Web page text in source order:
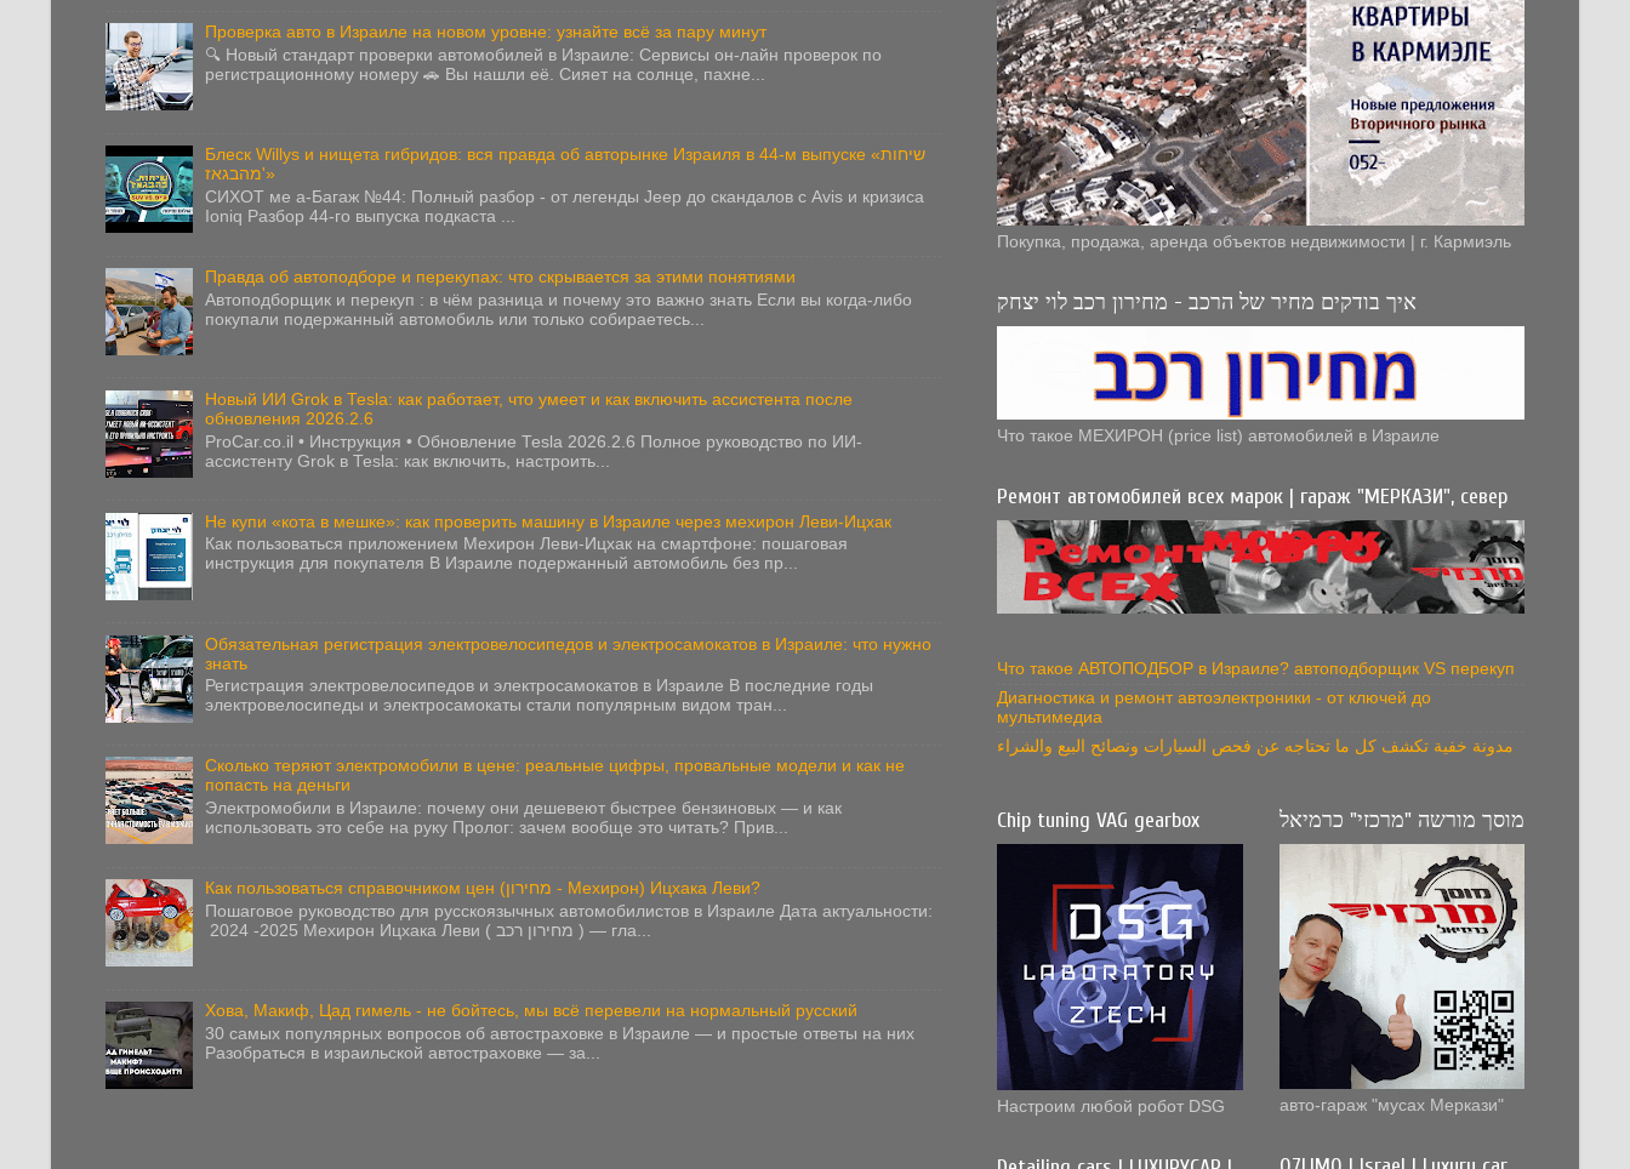
Проверка авто в Израиле на новом уровне: узнайте всё за пару минут
🔍 Новый стандарт проверки автомобилей в Израиле: Сервисы он-лайн проверок по
регистрационному номеру 🚗 Вы нашли её. Сияет на солнце, пахне...
Блеск Willys и нищета гибридов: вся правда об авторынке Израиля в 44-м выпуске «שיחות
מהבגאז'»
СИХОТ ме а-Багаж №44: Полный разбор - от легенды Jeep до скандалов с Avis и кризиса
Ioniq Разбор 44-го выпуска подкаста ...
Правда об автоподборе и перекупах: что скрывается за этими понятиями
Автоподборщик и перекуп : в чём разница и почему это важно знать Если вы когда-либо
покупали подержанный автомобиль или только собираетесь...
Новый ИИ Grok в Tesla: как работает, что умеет и как включить ассистента после
обновления 2026.2.6
ProCar.co.il • Инструкция • Обновление Tesla 2026.2.6 Полное руководство по ИИ-
ассистенту Grok в Tesla: как включить, настроить...
Не купи «кота в мешке»: как проверить машину в Израиле через мехирон Леви-Ицхак
Как пользоваться приложением Мехирон Леви-Ицхак на смартфоне: пошаговая
инструкция для покупателя В Израиле подержанный автомобиль без пр...
Обязательная регистрация электровелосипедов и электросамокатов в Израиле: что нужно
знать
Регистрация электровелосипедов и электросамокатов в Израиле В последние годы
электровелосипеды и электросамокаты стали популярным видом тран...
Сколько теряют электромобили в цене: реальные цифры, провальные модели и как не
попасть на деньги
Электромобили в Израиле: почему они дешевеют быстрее бензиновых — и как
использовать это себе на руку Пролог: зачем вообще это читать? Прив...
Как пользоваться справочником цен (מחירון - Мехирон) Ицхака Леви?
Пошаговое руководство для русскоязычных автомобилистов в Израиле Дата актуальности:
2024 -2025 Мехирон Ицхака Леви ( מחירון רכב ) — гла...
Хова, Макиф, Цад гимель - не бойтесь, мы всё перевели на нормальный русский
30 самых популярных вопросов об автостраховке в Израиле — и простые ответы на них
Разобраться в израильской автостраховке — за...
Покупка, продажа, аренда объектов недвижимости | г. Кармиэль
איך בודקים מחיר של הרכב - מחירון רכב לוי יצחק
Что такое МЕХИРОН (price list) автомобилей в Израиле
Ремонт автомобилей всех марок | гараж "МЕРКАЗИ", север
Что такое АВТОПОДБОР в Израиле? автоподборщик VS перекуп
Диагностика и ремонт автоэлектроники - от ключей до
мультимедиа
مدونة خفية تكشف كل ما تحتاجه عن فحص السيارات ونصائح البيع والشراء
Chip tuning VAG gearbox
Настроим любой робот DSG
מוסך מורשה "מרכזי" כרמיאל
авто-гараж "мусах Меркази"